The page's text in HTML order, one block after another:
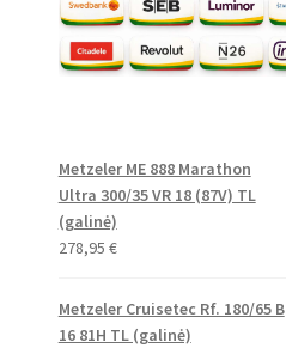
Metzeler ME 888 Marathon
Ultra 300/35 VR 18 (87V) TL
(galinė)
278,95 €
Metzeler Cruisetec Rf. 180/65 B
16 81H TL (galinė)